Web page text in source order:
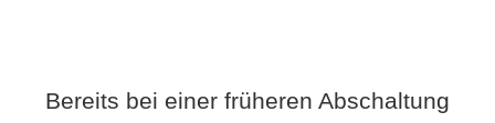
Bereits bei einer früheren Abschaltung